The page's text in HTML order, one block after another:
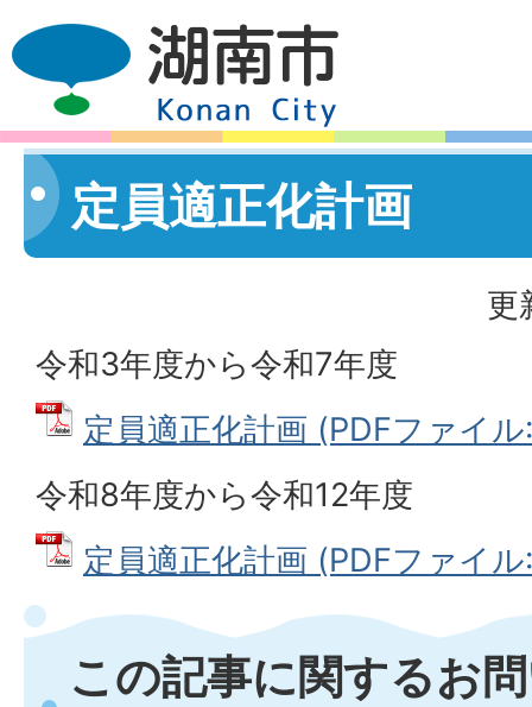
定員適正化計画
更
令和3年度から令和7年度
定員適正化計画 (PDFファイ
令和8年度から令和12年度
定員適正化計画 (PDFファイ
この記事に関するお